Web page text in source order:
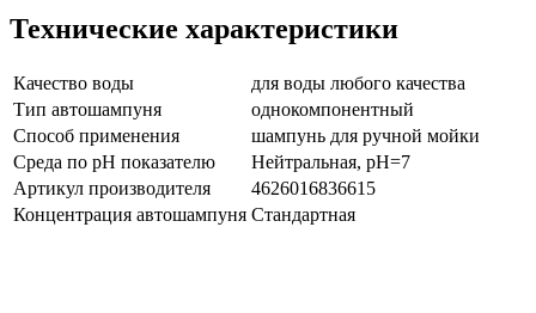
Технические характеристики
Качество воды
для воды любого качества
Тип автошампуня
однокомпонентный
Способ применения
шампунь для ручной мойки
Среда по pH показателю
Нейтральная, pH=7
Артикул производителя
4626016836615
Концентрация автошампуня Стандартная